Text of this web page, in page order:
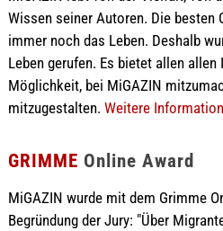
Wissen seiner Autoren. Die besten
immer noch das Leben. Deshalb
Leben gerufen. Es bietet allen
Möglichkeit, bei MiGAZIN
mitzugestalten. Weitere
GRIMME Online Award
MiGAZIN wurde mit dem Grimme
Begründung der Jury: "Über